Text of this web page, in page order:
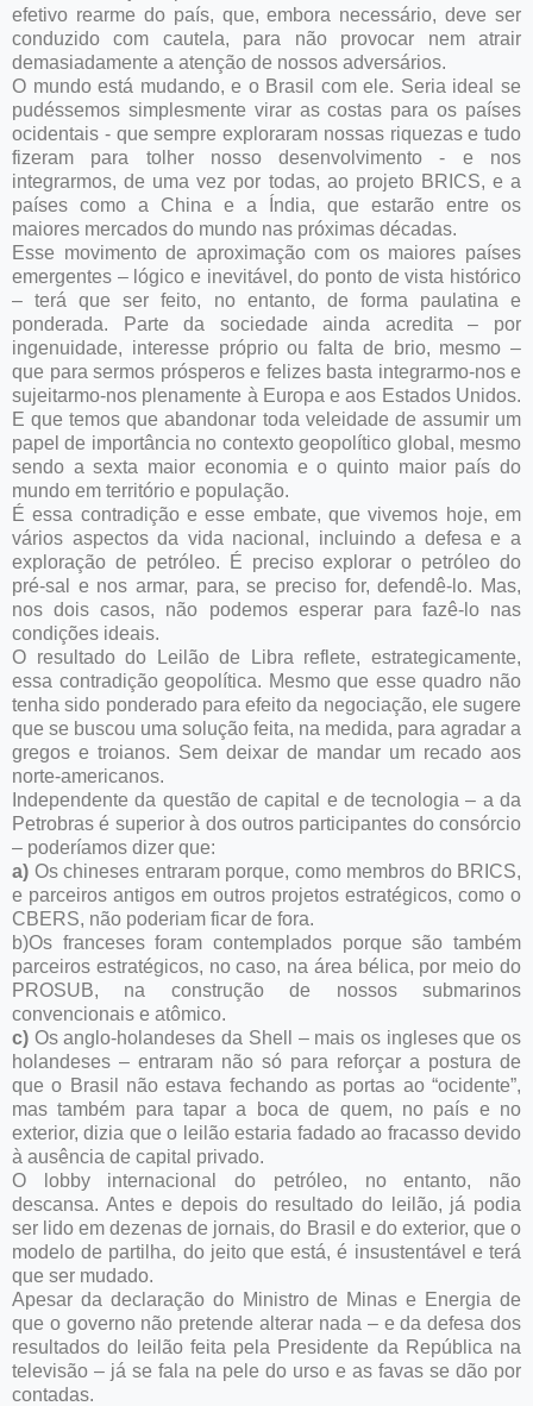
efetivo rearme do país, que, embora necessário, deve ser
conduzido com cautela, para não provocar nem atrair
demasiadamente a atenção de nossos adversários.
O mundo está mudando, e o Brasil com ele. Seria ideal se
pudéssemos simplesmente virar as costas para os países
ocidentais - que sempre exploraram nossas riquezas e tudo
fizeram para tolher nosso desenvolvimento - e nos
integrarmos, de uma vez por todas, ao projeto BRICS, e a
países como a China e a Índia, que estarão entre os
maiores mercados do mundo nas próximas décadas.
Esse movimento de aproximação com os maiores países
emergentes – lógico e inevitável, do ponto de vista histórico
– terá que ser feito, no entanto, de forma paulatina e
ponderada. Parte da sociedade ainda acredita – por
ingenuidade, interesse próprio ou falta de brio, mesmo –
que para sermos prósperos e felizes basta integrarmo-nos e
sujeitarmo-nos plenamente à Europa e aos Estados Unidos.
E que temos que abandonar toda veleidade de assumir um
papel de importância no contexto geopolítico global, mesmo
sendo a sexta maior economia e o quinto maior país do
mundo em território e população.
É essa contradição e esse embate, que vivemos hoje, em
vários aspectos da vida nacional, incluindo a defesa e a
exploração de petróleo. É preciso explorar o petróleo do
pré-sal e nos armar, para, se preciso for, defendê-lo. Mas,
nos dois casos, não podemos esperar para fazê-lo nas
condições ideais.
O resultado do Leilão de Libra reflete, estrategicamente,
essa contradição geopolítica. Mesmo que esse quadro não
tenha sido ponderado para efeito da negociação, ele sugere
que se buscou uma solução feita, na medida, para agradar a
gregos e troianos. Sem deixar de mandar um recado aos
norte-americanos.
Independente da questão de capital e de tecnologia – a da
Petrobras é superior à dos outros participantes do consórcio
– poderíamos dizer que:
a) Os chineses entraram porque, como membros do BRICS,
e parceiros antigos em outros projetos estratégicos, como o
CBERS, não poderiam ficar de fora.
b)Os franceses foram contemplados porque são também
parceiros estratégicos, no caso, na área bélica, por meio do
PROSUB, na construção de nossos submarinos
convencionais e atômico.
c) Os anglo-holandeses da Shell – mais os ingleses que os
holandeses – entraram não só para reforçar a postura de
que o Brasil não estava fechando as portas ao “ocidente”,
mas também para tapar a boca de quem, no país e no
exterior, dizia que o leilão estaria fadado ao fracasso devido
à ausência de capital privado.
O lobby internacional do petróleo, no entanto, não
descansa. Antes e depois do resultado do leilão, já podia
ser lido em dezenas de jornais, do Brasil e do exterior, que o
modelo de partilha, do jeito que está, é insustentável e terá
que ser mudado.
Apesar da declaração do Ministro de Minas e Energia de
que o governo não pretende alterar nada – e da defesa dos
resultados do leilão feita pela Presidente da República na
televisão – já se fala na pele do urso e as favas se dão por
contadas.